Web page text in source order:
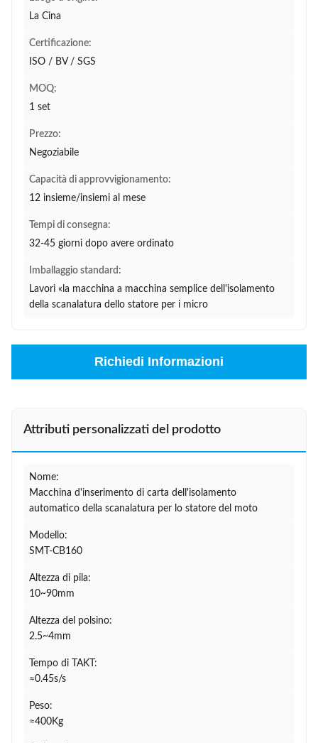
La Cina
Certificazione:
ISO / BV / SGS
MOQ:
1 set
Prezzo:
Negoziabile
Capacità di approvvigionamento:
12 insieme/insiemi al mese
Tempi di consegna:
32-45 giorni dopo avere ordinato
Imballaggio standard:
Lavori «la macchina a macchina semplice dell'isolamento
della scanalatura dello statore per i micro
Richiedi Informazioni
Attributi personalizzati del prodotto
Nome:
Macchina d'inserimento di carta dell'isolamento
automatico della scanalatura per lo statore del moto
Modello:
SMT-CB160
Altezza di pila:
10~90mm
Altezza del polsino:
2.5~4mm
Tempo di TAKT:
≈0.45s/s
Peso:
≈400Kg